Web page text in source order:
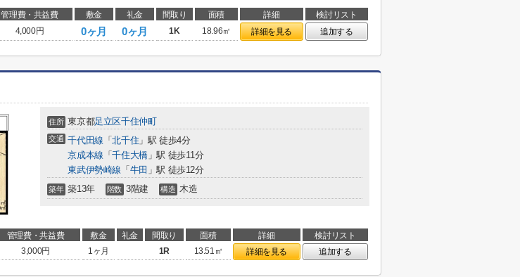
管理費・共益費 敷金 礼金 間取り 面積 詳細
検討リスト
4,000円 0ヶ月 0ヶ月 1K 18.96㎡ 詳細を見る 追加する
住所 東京都足立区千住仲町
交通 千代田線 「北千住 」駅 徒歩4分
京成本線 「千住大橋」駅 徒歩11分
東武伊勢崎線 「 牛田 」駅 徒歩12分
築年 築13年 階数 3階建 構造 木造
管理費・共益費 敷金 礼金 間取り 面積 詳細
検討リスト
3,000円 1ヶ月 1R 13.51㎡ 詳細を見る 追加する